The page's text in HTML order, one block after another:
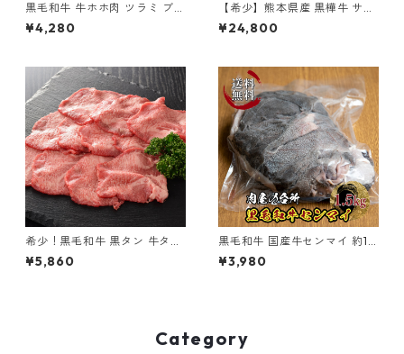
黒毛和牛 牛ホホ肉 ツラミ ブロ
ック 1~1.5kg (不定貫) 冷凍
【送料無料】
¥4,280
【希少】熊本県産 黒樺牛 サガ
リ（真空パック）1.3kg~1.7kg
前後 不定貫 冷凍
¥24,800
希少！黒毛和牛 黒タン 牛タン
黒樺牛 300g
¥5,860
黒毛和牛 国産牛センマイ 約1.5
kg(不定貫) 冷凍 【送料無料】
¥3,980
Category